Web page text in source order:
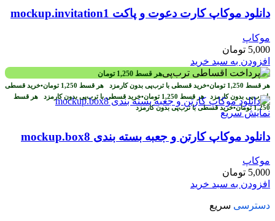
دانلود موکاپ کارت دعوت و پاکت mockup.invitation1
موکاپ
5,000 تومان
افزودن به سبد خرید
هر قسط 1,250 تومان
هر قسط 1,250 تومان•خرید قسطی با ترب‌پی بدون کارمزد هر قسط 1,250 تومان•خرید قسطی
با ترب‌پی بدون کارمزدهر قسط 1,250 تومان•خرید قسطی با ترب‌پی بدون کارمزد هر قسط
1,250 تومان•خرید قسطی با ترب‌پی بدون کارمزدنمایش سریع
دانلود موکاپ کارتن و جعبه بسته بندی mockup.box8
موکاپ
5,000 تومان
افزودن به سبد خرید
دسترسی سریع